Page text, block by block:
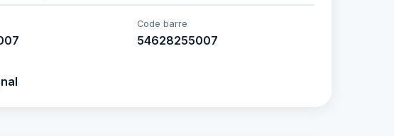
Code barre
54628255007